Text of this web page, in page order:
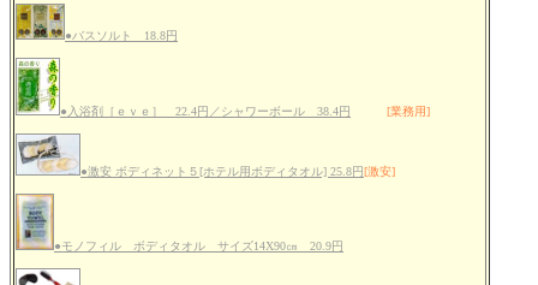
●バスソルト 18.8円
●入浴剤［ｅｖｅ］ 22.4円／シャワーボール 38.4円 [業務用]
●激安 ボディネット５[ホテル用ボディタオル] 25.8円[激安]
●モノフィル ボディタオル サイズ14X90㎝ 20.9円